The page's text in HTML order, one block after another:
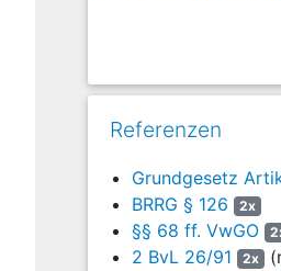
1. Das BVerfG
bisherigen
Dienstherr
auf die genaue
zugemutet wird,
zurückzugreifen,
Auszehrung der
Referenzen
Grundgesetz
BRRG § 126 2x
§§ 68 ff. VwGO
2 BvL 26/91
2x